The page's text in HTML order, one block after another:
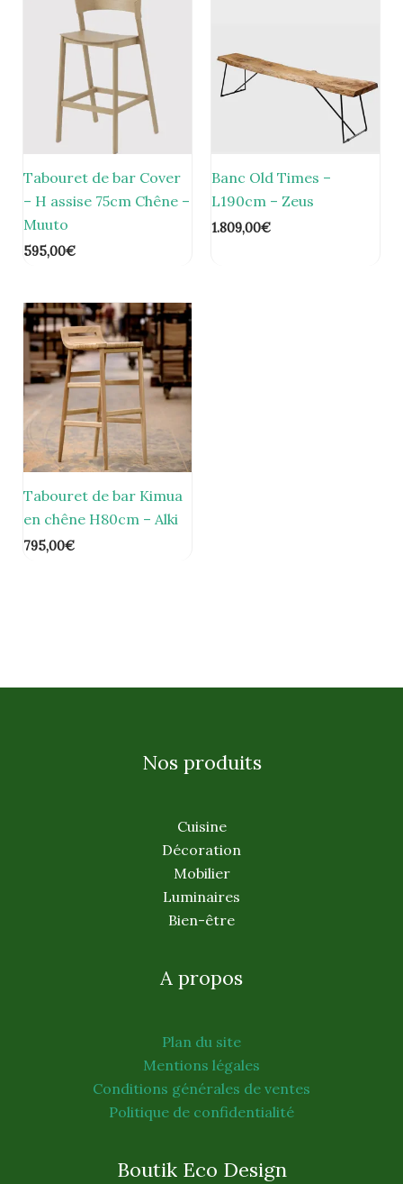
Tabouret de bar Cover
– H assise 75cm Chêne –
Muuto
595,00€
Banc Old Times –
L190cm – Zeus
1.809,00€
Tabouret de bar Kimua
en chêne H80cm – Alki
795,00€
Nos produits
Cuisine
Décoration
Mobilier
Luminaires
Bien-être
A propos
Plan du site
Mentions légales
Conditions générales de ventes
Politique de confidentialité
Boutik Eco Design